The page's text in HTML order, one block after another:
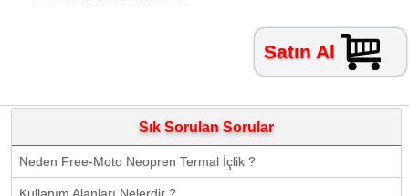
Satın Al
Sık Sorulan Sorular
Neden Free-Moto Neopren Termal İçlik ?
Kullanım Alanları Nelerdir ?